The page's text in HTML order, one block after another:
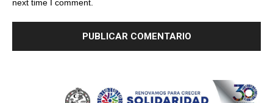
next time I comment.